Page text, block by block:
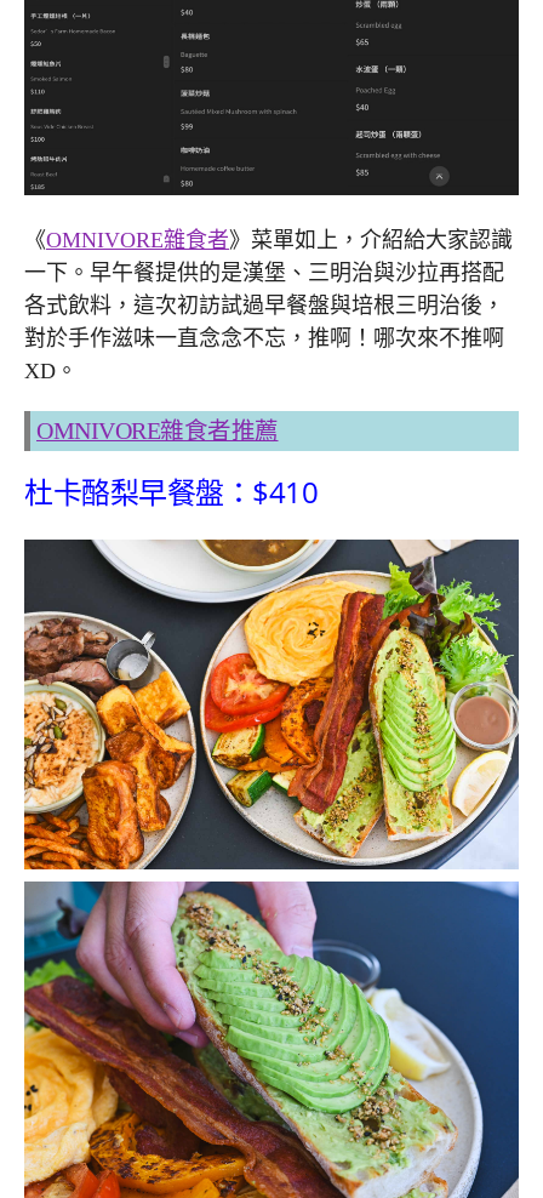
《OMNIVORE雜食者》菜單如上，介紹給大家認識
一下。早午餐提供的是漢堡、三明治與沙拉再搭配
各式飲料，這次初訪試過早餐盤與培根三明治後，
對於手作滋味一直念念不忘，推啊！哪次來不推啊
XD。
OMNIVORE雜食者推薦
杜卡酪梨早餐盤：$410